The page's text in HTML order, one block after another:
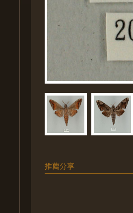
推薦分享